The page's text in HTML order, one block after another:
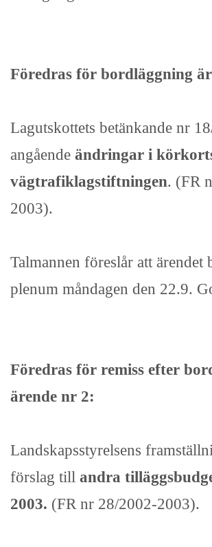
Föredras för bordläggning
Lagutskottets betänkande nr
angående ändringar i
vägtrafiklagstiftningen. (FR
2003).
Talmannen föreslår att ärendet
plenum måndagen den 22.9.
Föredras för remiss efter
ärende nr 2:
Landskapsstyrelsens
förslag till andra
2003. (FR nr 28/2002-2003).